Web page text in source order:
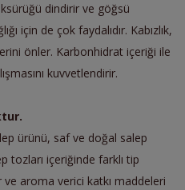
dindirir ve göğsü
için de çok faydalıdır. Kabızlık,
önler. Karbonhidrat içeriği ile
kuvvetlendirir.
ürünü, saf ve doğal salep
tozları içeriğinde farklı tip
aroma verici katkı maddeleri